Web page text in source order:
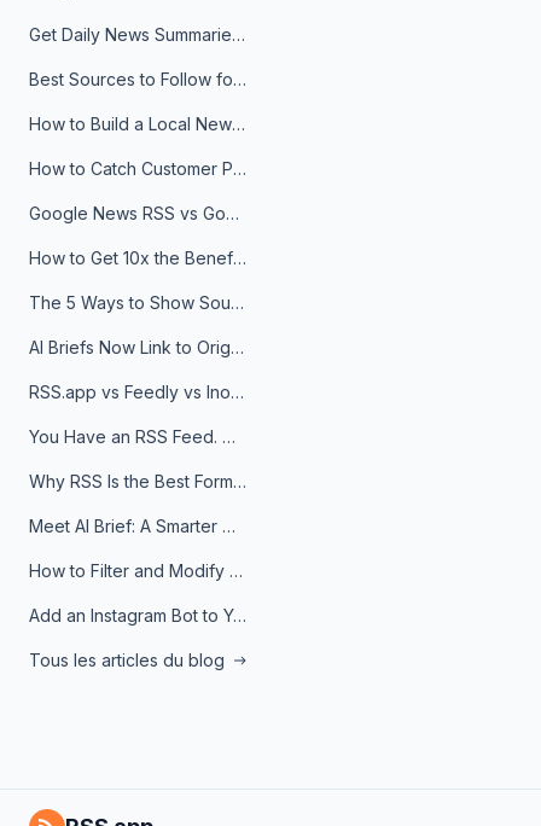
Get Daily News Summaries About Any Topic in Telegram, Discord, Slack, and Email
Best Sources to Follow for Crypto News in Your Reader (2026)
How to Build a Local News Hub That Updates Itself
How to Catch Customer Problems Before They Become Support Tickets
Google News RSS vs Google Alerts: Which Is Better for News Monitoring?
How to Get 10x the Benefits of Google Alerts
The 5 Ways to Show Sources in Your AI Brief, And When to Use Each
AI Briefs Now Link to Original Sources. Here's Why It Matters
RSS.app vs Feedly vs Inoreader: Which One Is Actually Right for You?
You Have an RSS Feed. Now What?
Why RSS Is the Best Format for AI Agents in 2026
Meet AI Brief: A Smarter Way to Stay on Top of Information
How to Filter and Modify RSS Feeds
Add an Instagram Bot to Your Telegram Channel, Group, or Topic
Tous les articles du blog